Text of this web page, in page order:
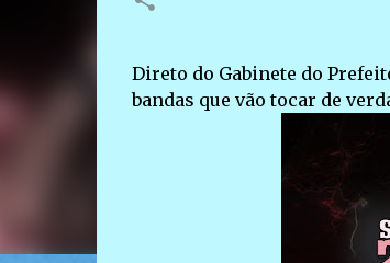
Direto do Gabinete do
bandas que vão tocar de